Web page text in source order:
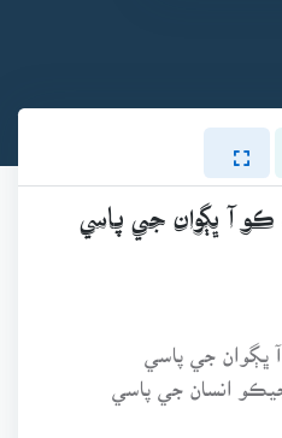
آ ڀڳوان جي پاسي
ڀڳوان جي پاسي
انسان جي پاسي